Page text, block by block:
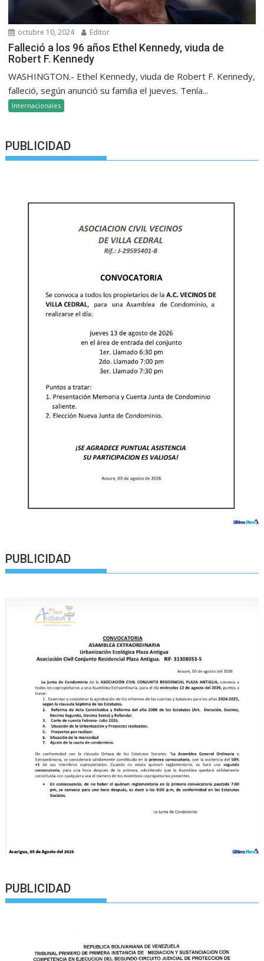
octubre 10, 2024 Editor
Falleció a los 96 años Ethel Kennedy, viuda de
Robert F. Kennedy
WASHINGTON.- Ethel Kennedy, viuda de Robert F. Kennedy,
falleció, según anunció su familia el jueves. Tenía...
Internacionales
PUBLICIDAD
PUBLICIDAD
PUBLICIDAD